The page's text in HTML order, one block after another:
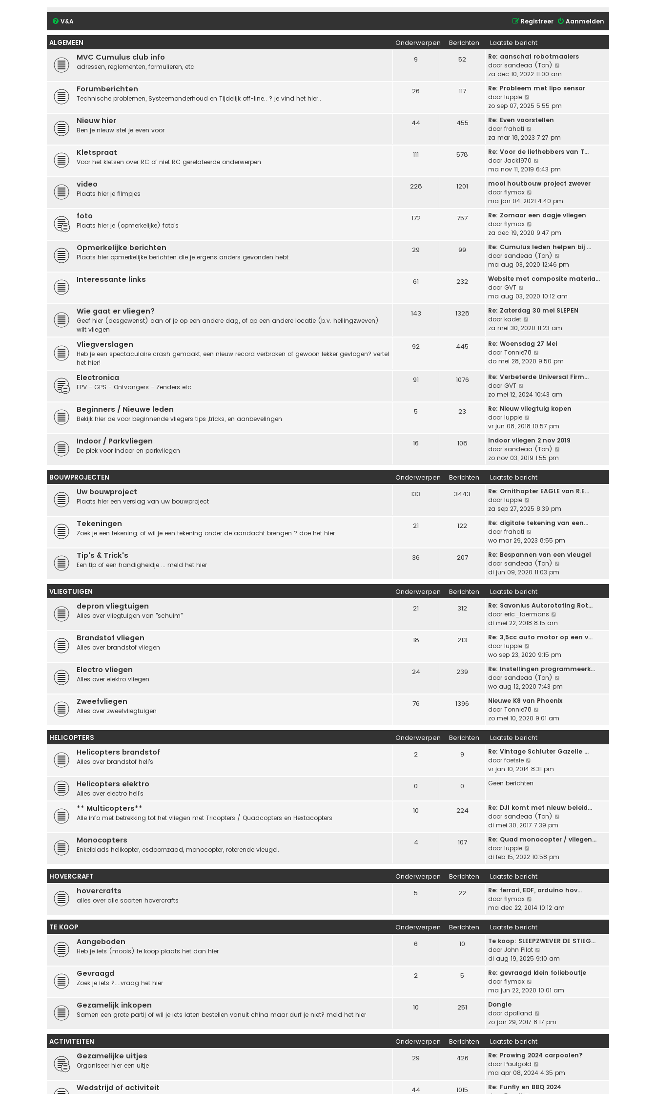
V&A Aanmelden
Registreer
ALGEMEEN Onderwerpen Berichten Laatste bericht
MVC Cumulus club info
adressen, reglementen, formulieren, etc
9 52
Re: aanschaf robotmaaiers
door sandeaa (Ton)
e
i
k
a
s
e
e
i
c
t
za dec 10, 2022 11:00 am
Forumberichten
Technische problemen, Systeemonderhoud en Tijdelijk off-line.. ? je vind het hier..
26 117
Re: Probleem met lipo sensor
door luppie
e
i
j
k
l
a
a
s
t
e
e
r
i
c
h
t
zo sep 07, 2025 5:55 pm
Nieuw hier
Ben je nieuw stel je even voor
44 455
Re: Even voorstellen
door frahati
e
i
k
l
a
s
e
e
r
i
c
t
za mar 18, 2023 7:27 pm
Kletspraat
Voor het kletsen over RC of niet RC gerelateerde onderwerpen
111 578
Re: Voor de liefhebbers van T…
door Jack1970
e
i
k
l
a
s
t
e
e
i
c
t
ma nov 11, 2019 6:43 pm
video
Plaats hier je filmpjes
228 1201
mooi houtbouw project zwever
door flymax
e
i
k
l
a
a
s
e
e
i
c
h
t
ma jan 04, 2021 4:40 pm
foto
Plaats hier je (opmerkelijke) foto's
172 757
Re: Zomaar een dagje vliegen
door flymax
e
i
k
l
a
s
e
e
r
i
h
za dec 19, 2020 9:47 pm
Opmerkelijke berichten
Plaats hier opmerkelijke berichten die je ergens anders gevonden hebt.
29 99
Re: Cumulus leden helpen bij …
door sandeaa (Ton)
e
i
k
l
a
e
e
i
h
ma aug 03, 2020 12:46 pm
Interessante links 61 232
Website met composite materia…
door GVT
e
i
j
k
l
a
a
t
s
e
e
r
i
h
t
ma aug 03, 2020 10:12 am
Wie gaat er vliegen?
Geef hier (desgewenst) aan of je op een andere dag, of op een andere locatie (b.v. hellingzweven)
wilt vliegen
143 1328
Re: Zaterdag 30 mei SLEPEN
door kadet
e
i
j
k
a
t
s
t
e
e
r
i
c
h
t
za mei 30, 2020 11:23 am
Vliegverslagen
Heb je een spectaculaire crash gemaakt, een nieuw record verbroken of gewoon lekker gevlogen? vertel
het hier!
92 445
Re: Woensdag 27 Mei
door Tonnie78
e
i
k
a
a
t
s
t
e
r
h
do mei 28, 2020 9:50 pm
Electronica
FPV - GPS - Ontvangers - Zenders etc.
91 1076
Re: Verbeterde Universal Firm…
door GVT
e
i
j
k
l
a
a
t
e
b
e
i
c
h
t
zo mei 12, 2024 10:43 am
Beginners / Nieuwe leden
Bekijk hier de voor beginnende vliegers tips ,tricks, en aanbevelingen
5 23
Re: Nieuw vliegtuig kopen
door luppie
e
i
j
k
l
a
a
t
s
t
e
b
e
i
c
h
t
vr jun 08, 2018 10:57 pm
Indoor / Parkvliegen
De plek voor indoor en parkvliegen
16 108
Indoor vliegen 2 nov 2019
door sandeaa (Ton)
j
k
a
t
t
e
c
h
zo nov 03, 2019 1:55 pm
BOUWPROJECTEN Onderwerpen Berichten Laatste bericht
Uw bouwproject
Plaats hier een verslag van uw bouwproject
133 3443
Re: Ornithopter EAGLE van R.E…
door luppie
e
i
j
k
l
a
a
t
e
b
e
i
h
t
za sep 27, 2025 8:39 pm
Tekeningen
Zoek je een tekening, of wil je een tekening onder de aandacht brengen ? doe het hier..
21 122
Re: digitale tekening van een…
door frahati
e
i
j
k
l
a
a
t
s
e
e
i
c
h
t
wo mar 29, 2023 8:55 pm
Tip's & Trick's
Een tip of een handigheidje ... meld het hier
36 207
Re: Bespannen van een vleugel
door sandeaa (Ton)
j
k
t
t
e
e
i
t
di jun 09, 2020 11:03 pm
VLIEGTUIGEN Onderwerpen Berichten Laatste bericht
depron vliegtuigen
Alles over vliegtuigen van "schuim"
21 312
Re: Savonius Autorotating Rot…
door eric_laermans
e
i
k
l
a
a
s
e
r
i
di mei 22, 2018 8:15 am
Brandstof vliegen
Alles over brandstof vliegen
18 213
Re: 3,5cc auto motor op een v…
door luppie
e
i
j
k
l
a
a
t
e
b
e
i
t
wo sep 23, 2020 9:15 pm
Electro vliegen
Alles over elektro vliegen
24 239
Re: Instellingen programmeerk…
door sandeaa (Ton)
e
i
l
a
t
r
t
wo aug 12, 2020 7:43 pm
Zweefvliegen
Alles over zweefvliegtuigen
76 1396
Nieuwe K8 van Phoenix
door Tonnie78
e
j
k
a
t
e
b
r
c
h
zo mei 10, 2020 9:01 am
HELICOPTERS Onderwerpen Berichten Laatste bericht
Helicopters brandstof
Alles over brandstof heli's
2 9
Re: Vintage Schluter Gazelle …
door foetsie
e
i
l
a
a
t
t
b
e
r
i
c
h
t
vr jan 10, 2014 8:31 pm
Helicopters elektro
Alles over electro heli's
0 0 Geen berichten
** Multicopters**
Alle info met betrekking tot het vliegen met Tricopters / Quadcopters en Hextacopters
10 224
Re: DJI komt met nieuw beleid…
door sandeaa (Ton)
i
l
t
t
e
e
h
di mei 30, 2017 7:39 pm
Monocopters
Enkelblads helikopter, esdoornzaad, monocopter, roterende vleugel.
4 107
Re: Quad monocopter / vliegen…
door luppie
e
i
j
k
l
a
a
t
s
t
e
b
e
r
i
t
di feb 15, 2022 10:58 pm
HOVERCRAFT Onderwerpen Berichten Laatste bericht
hovercrafts
alles over alle soorten hovercrafts
5 22
Re: ferrari, EDF, arduino hov…
door flymax
e
i
j
k
l
a
a
t
s
t
b
e
i
c
h
t
ma dec 22, 2014 10:12 am
TE KOOP Onderwerpen Berichten Laatste bericht
Aangeboden
Heb je iets (moois) te koop plaats het dan hier
6 10
Te koop: SLEEPZWEVER DE STIEG…
door John Pilot
e
i
k
a
e
e
i
di aug 19, 2025 9:10 am
Gevraagd
Zoek je iets ?....vraag het hier
2 5
Re: gevraagd klein folieboutje
door flymax
e
k
l
a
a
t
s
t
e
ma jun 22, 2020 10:01 am
Gezamelijk inkopen
Samen een grote partij of wil je iets laten bestellen vanuit china maar durf je niet? meld het hier
10 251
Dongle
door dpalland
e
j
k
a
a
t
zo jan 29, 2017 8:17 pm
ACTIVITEITEN Onderwerpen Berichten Laatste bericht
Gezamelijke uitjes
Organiseer hier een uitje
29 426
Re: Prowing 2024 carpoolen?
door Paulgold
e
i
ma apr 08, 2024 4:35 pm
Wedstrijd of activiteit 44 1015
Re: Funfly en BBQ 2024